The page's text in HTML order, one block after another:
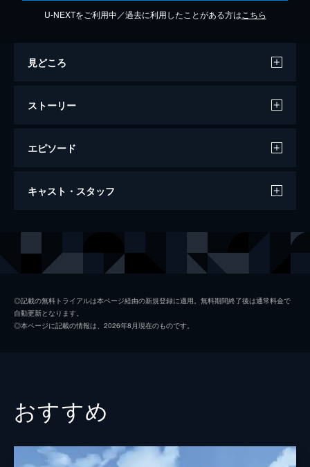
U-NEXTをご利用中／過去に利用したことがある方は こちら
見どころ
ストーリー
エピソード
天気の子
キャスト・スタッフ
天野陽菜 森七菜
監督 新海誠
◎記載の無料トライアルは本ページ経由の新規登録に適用。無料期間終了後は通常料金で
自動更新となります。
◎本ページに記載の情報は、2026年8月現在のものです。
おすすめ